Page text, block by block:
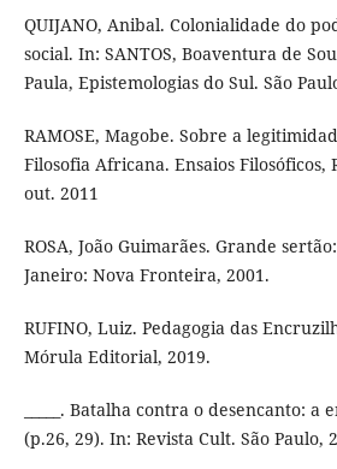
QUIJANO, Anibal. Colonialidade do
social. In: SANTOS, Boaventura de
Paula, Epistemologias do Sul. São
RAMOSE, Magobe. Sobre a
Filosofia Africana. Ensaios Filosóficos,
out. 2011
ROSA, João Guimarães. Grande
Janeiro: Nova Fronteira, 2001.
RUFINO, Luiz. Pedagogia das
Mórula Editorial, 2019.
_____. Batalha contra o desencanto:
(p.26, 29). In: Revista Cult. São Paulo,